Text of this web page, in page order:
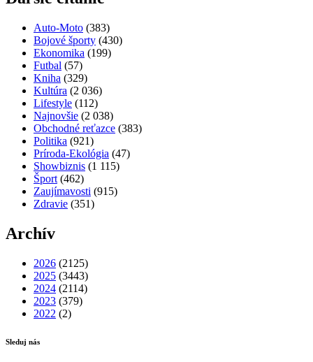
Auto-Moto (383)
Bojové športy (430)
Ekonomika (199)
Futbal (57)
Kniha (329)
Kultúra (2 036)
Lifestyle (112)
Najnovšie (2 038)
Obchodné reťazce (383)
Politika (921)
Príroda-Ekológia (47)
Showbiznis (1 115)
Šport (462)
Zaujímavosti (915)
Zdravie (351)
Archív
2026 (2125)
2025 (3443)
2024 (2114)
2023 (379)
2022 (2)
Sleduj nás